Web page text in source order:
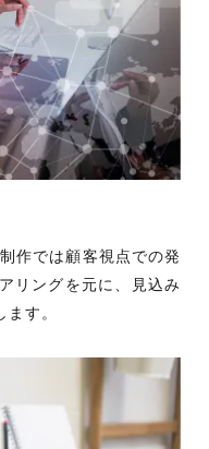
作では顧客視点での発
リングを元に、見込み
す。